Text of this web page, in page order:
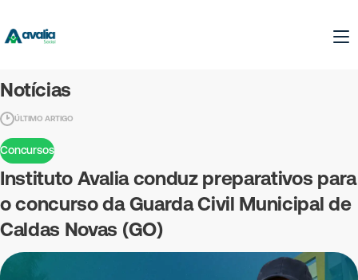
Notícias
ÚLTIMO ARTIGO
Concursos
Instituto Avalia conduz preparativos para
o concurso da Guarda Civil Municipal de
Caldas Novas (GO)